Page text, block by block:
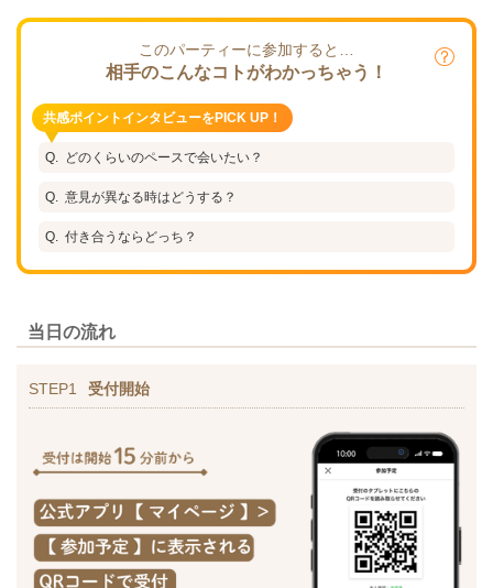
このパーティーに参加すると…
相手のこんなコトがわかっちゃう！
共感ポイントインタビューをPICK UP！
どのくらいのペースで会いたい？
意見が異なる時はどうする？
付き合うならどっち？
当日の流れ
STEP1 受付開始